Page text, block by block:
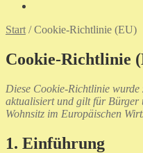
Start /Cookie-Richtlinie (EU)
Cookie-Richtlinie
Diese Cookie-Richtlinie
aktualisiert und gilt für Bürger
Wohnsitz im Europäischen
1. Einführung